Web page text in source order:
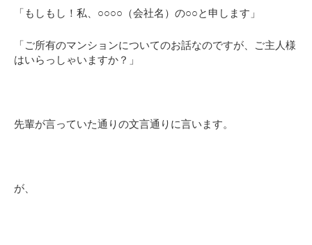
「もしもし！私、○○○○（会社名）の○○と申します」
「ご所有のマンションについてのお話なのですが、ご主人様
はいらっしゃいますか？」
先輩が言っていた通りの文言通りに言います。
が、